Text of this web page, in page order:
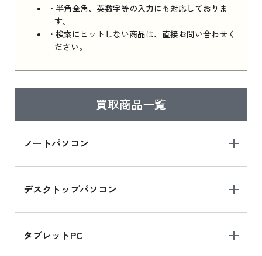
・半角全角、英数字等の入力にも対応しておりま
す。
・検索にヒットしない商品は、直接お問い合わせく
ださい。
買取商品一覧
ノートパソコン
デスクトップパソコン
タブレットPC
iPad 11インチ 2025年春モデル
はこちら
ら
iPad mini シリーズ 2024
iPad mini 8.3インチ の新品買取価格